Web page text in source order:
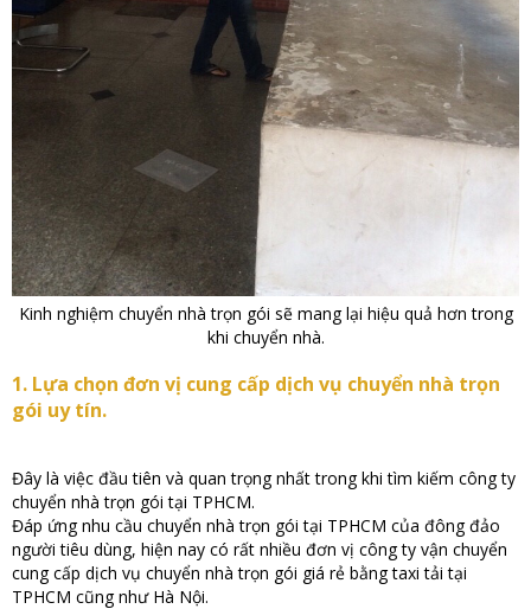
Kinh nghiệm chuyển nhà trọn gói sẽ mang lại hiệu quả hơn trong
khi chuyển nhà.
1. Lựa chọn đơn vị cung cấp dịch vụ chuyển nhà trọn
gói uy tín.
Đây là việc đầu tiên và quan trọng nhất trong khi tìm kiếm công ty
chuyển nhà trọn gói tại TPHCM.
Đáp ứng nhu cầu chuyển nhà trọn gói tại TPHCM của đông đảo
người tiêu dùng, hiện nay có rất nhiều đơn vị công ty vận chuyển
cung cấp dịch vụ chuyển nhà trọn gói giá rẻ bằng taxi tải tại
TPHCM cũng như Hà Nội.